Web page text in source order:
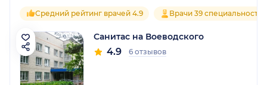
Средний рейтинг врачей 4.9 Врачи 39 специальностей
Санитас на Воеводского
4.9 6 отзывов